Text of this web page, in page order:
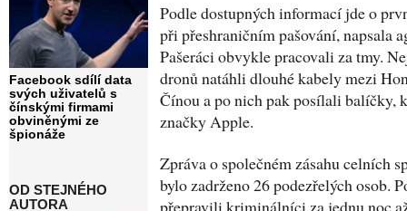
Facebook sdílí data
svých uživatelů s
čínskými firmami
obviněnými ze
špionáže
OD STEJNÉHO
AUTORA
Podle dostupných informací jde o
při přeshraničním pašování, napsala
Pašeráci obvykle pracovali za tmy.
dronů natáhli dlouhé kabely mezi
Čínou a po nich pak posílali balíčky,
značky Apple.
Zpráva o společném zásahu celních
bylo zadrženo 26 podezřelých osob.
přepravili kriminálníci za jednu noc